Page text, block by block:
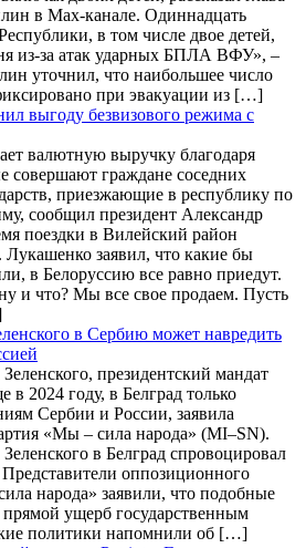
в Max-канале. Одиннадцать
в том числе двое детей,
из-за атак ударных БПЛА ВФУ», –
уточнил, что наибольшее число
при эвакуации из […]
выгоду безвизового режима с
валютную выручку благодаря
совершают граждане соседних
приезжающие в республику по
сообщил президент Александр
поездки в Вилейский район
заявил, что какие бы
в Белоруссию все равно приедут.
и что? Мы все свое продаем. Пусть
в Сербию может навредить
президентский мандат
в 2024 году, в Белград только
Сербии и России, заявила
«Мы – сила народа» (MI–SN).
в Белград спровоцировал
оппозиционного
народа» заявили, что подобные
прямой ущерб государственным
политики напомнили об […]